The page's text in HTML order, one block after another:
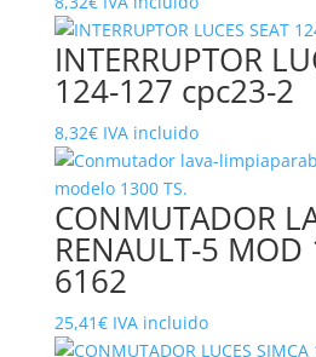
INTERRUPTOR
124-127 cpc23-2
8,32€ IVA incluido
CONMUTADOR
RENAULT-5 MOD
6162
25,41€ IVA incluido